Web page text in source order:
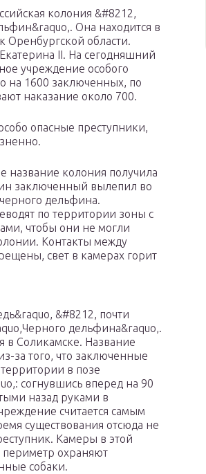
колония &#8212,
Она находится в
Оренбургской области.
II. На сегодняшний
учреждение особого
на 1600 заключенных, по
наказание около 700.
опасные преступники,
название колония получила
заключенный вылепил во
дельфина.
по территории зоны с
чтобы они не могли
Контакты между
свет в камерах горит
&#8212, почти
дельфина&raquo,.
в Соликамске. Название
за того, что заключенные
в позе
согнувшись вперед на 90
назад руками в
считается самым
существования отсюда не
Камеры в этой
охраняют
собаки.